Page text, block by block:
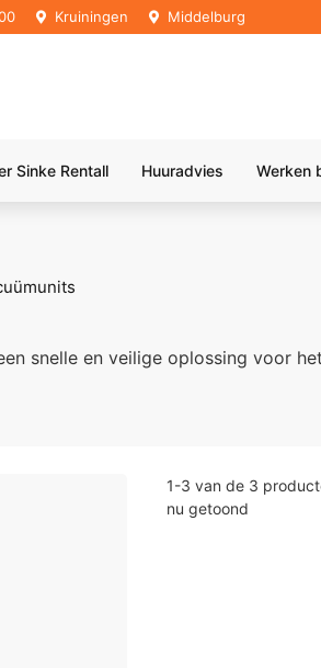
Kruiningen Middelburg
Sinke Rentall Huuradvies Werken
snelle en veilige oplossing voor
1-3 van de 3
nu getoond